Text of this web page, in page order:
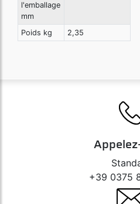
l'emballage
mm
Poids kg 2,35
+39 0375